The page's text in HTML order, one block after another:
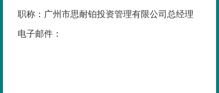
职称：广州市思耐铂投资管理有限公司总经理
电子邮件：